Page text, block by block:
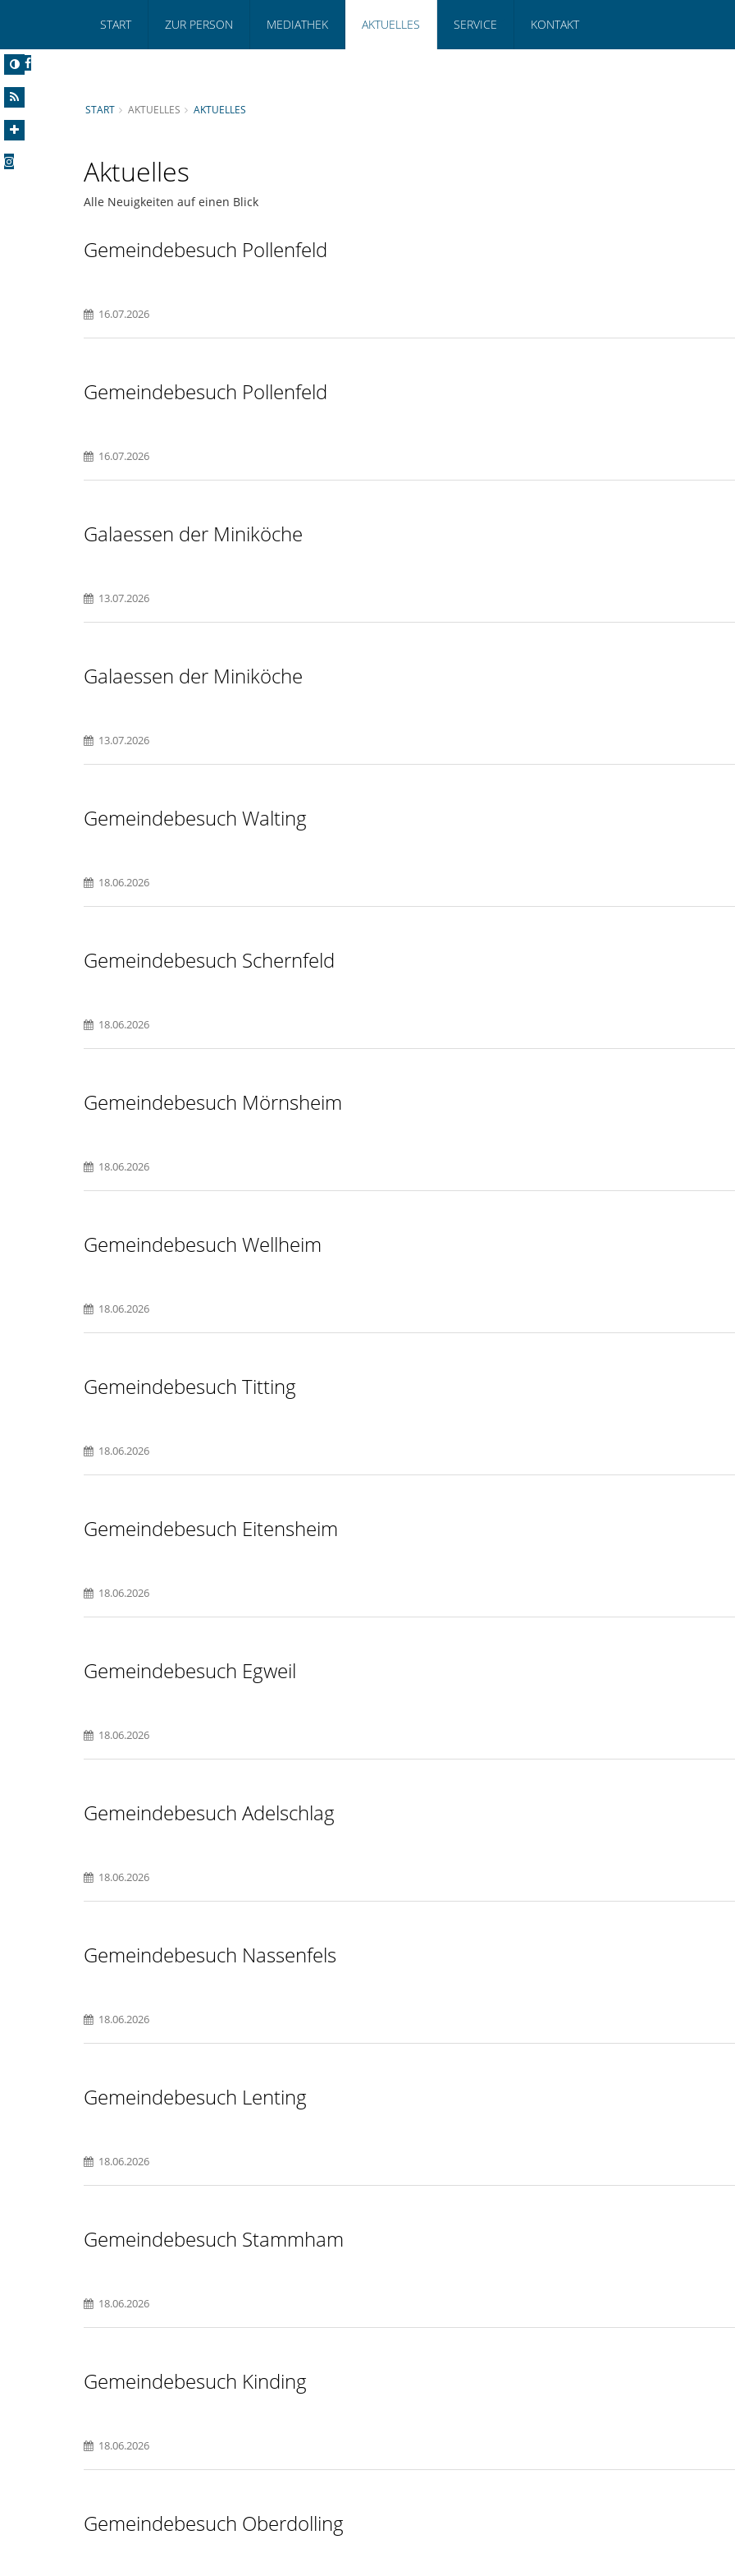
START ZUR PERSON MEDIATHEK AKTUELLES SERVICE KONTAKT
START AKTUELLES AKTUELLES
Aktuelles
Alle Neuigkeiten auf einen Blick
Gemeindebesuch Pollenfeld
16.07.2026
Gemeindebesuch Pollenfeld
16.07.2026
Galaessen der Miniköche
13.07.2026
Galaessen der Miniköche
13.07.2026
Gemeindebesuch Walting
18.06.2026
Gemeindebesuch Schernfeld
18.06.2026
Gemeindebesuch Mörnsheim
18.06.2026
Gemeindebesuch Wellheim
18.06.2026
Gemeindebesuch Titting
18.06.2026
Gemeindebesuch Eitensheim
18.06.2026
Gemeindebesuch Egweil
18.06.2026
Gemeindebesuch Adelschlag
18.06.2026
Gemeindebesuch Nassenfels
18.06.2026
Gemeindebesuch Lenting
18.06.2026
Gemeindebesuch Stammham
18.06.2026
Gemeindebesuch Kinding
18.06.2026
Gemeindebesuch Oberdolling